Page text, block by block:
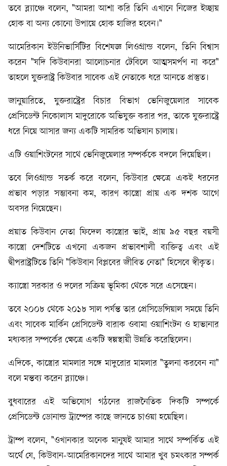
তবে ব্ল্যাঞ্চে বলেন, "আমরা আশা করি তিনি এখানে নিজের ইচ্ছায়
হোক বা অন্য কোনো উপায়ে হোক হাজির হবেন।"
আমেরিকান ইউনিভার্সিটির বিশেষজ্ঞ লিওগ্রান্ড বলেন, তিনি বিশ্বাস
করেন "যদি কিউবানরা আলোচনার টেবিলে আত্মসমর্পণ না করে"
তাহলে যুক্তরাষ্ট্র কিউবার সাবেক এই নেতাকে ধরে আনতে প্রস্তুত।
জানুয়ারিতে, যুক্তরাষ্ট্রের বিচার বিভাগ ভেনিজুয়েলার সাবেক
প্রেসিডেন্ট নিকোলাস মাদুরোকে অভিযুক্ত করার পর, তাকে যুক্তরাষ্ট্রে
ধরে নিয়ে আসার জন্য একটি সামরিক অভিযান চালায়।
এটি ওয়াশিংটনের সাথে ভেনিজুয়েলার সম্পর্ককে বদলে দিয়েছিল।
তবে লিওগ্রান্ড সতর্ক করে বলেন, কিউবার ক্ষেত্রে একই ধরনের
প্রভাব পড়ার সম্ভাবনা কম, কারণ কাস্ত্রো প্রায় এক দশক আগে
অবসর নিয়েছেন।
প্রয়াত কিউবান নেতা ফিদেল কাস্ত্রোর ভাই, প্রায় ৯৫ বছর বয়সী
কাস্ত্রো দেশটিতে এখনো একজন প্রভাবশালী ব্যক্তিত্ব এবং এই
দ্বীপরাষ্ট্রটিতে তিনি "কিউবান বিপ্লবের জীবিত নেতা" হিসেবে স্বীকৃত।
ক্যাস্ত্রো সরকার ও দলের সক্রিয় ভূমিকা থেকে সরে এসেছেন।
তবে ২০০৮ থেকে ২০১৮ সাল পর্যন্ত তার প্রেসিডেন্সিয়াল সময়ে তিনি
এবং সাবেক মার্কিন প্রেসিডেন্ট বারাক ওবামা ওয়াশিংটন ও হাভানার
মধ্যকার সম্পর্কের ক্ষেত্রে একটি স্বল্পস্থায়ী উন্নতি করেছিলেন।
এদিকে, কাস্ত্রোর মামলার সঙ্গে মাদুরোর মামলার "তুলনা করবেন না"
বলে মন্তব্য করেন ব্ল্যাঞ্চে।
বুধবারের এই অভিযোগ গঠনের রাজনৈতিক দিকটি সম্পর্কে
প্রেসিডেন্ট ডোনাল্ড ট্রাম্পের কাছে জানতে চাওয়া হয়েছিল।
ট্রাম্প বলেন, "ওখানকার অনেক মানুষই আমার সাথে সম্পর্কিত এই
অর্থে যে, কিউবান-আমেরিকানদের সাথে আমার খুব চমৎকার সম্পর্ক